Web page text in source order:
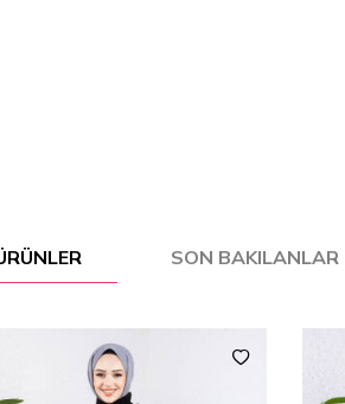
SON BAKILANLAR